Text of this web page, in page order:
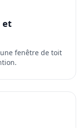
et
fenêtre de toit